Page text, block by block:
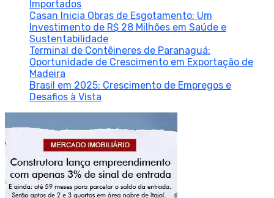
Importados
Casan Inicia Obras de Esgotamento: Um
Investimento de R$ 28 Milhões em Saúde e
Sustentabilidade
Terminal de Contêineres de Paranaguá:
Oportunidade de Crescimento em Exportação de
Madeira
Brasil em 2025: Crescimento de Empregos e
Desafios à Vista